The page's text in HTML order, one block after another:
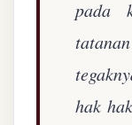
pada
hak